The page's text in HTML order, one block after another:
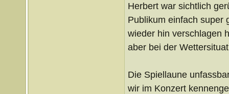
Herbert war sichtlich
Publikum einfach super
wieder hin verschlagen
aber bei der
Die Spiellaune
wir im Konzert